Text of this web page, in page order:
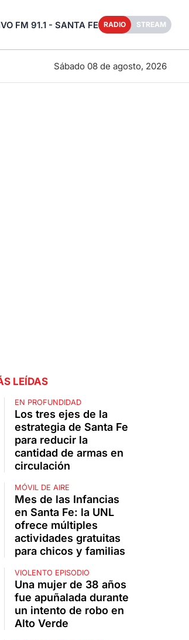
FM 91.1 - SANTA FE RADIO STREAM
Sábado 08 de agosto, 2026
LEÍDAS
EN PROFUNDIDAD
Los tres ejes de la
estrategia de Santa Fe
para reducir la
cantidad de armas en
circulación
MÓVIL DE AIRE
Mes de las Infancias
en Santa Fe: la UNL
ofrece múltiples
actividades gratuitas
para chicos y familias
VIOLENTO EPISODIO
Una mujer de 38 años
fue apuñalada durante
un intento de robo en
Alto Verde